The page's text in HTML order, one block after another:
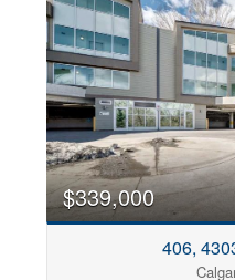
Postal Code
Keyword
Condominium
$339,000
406,